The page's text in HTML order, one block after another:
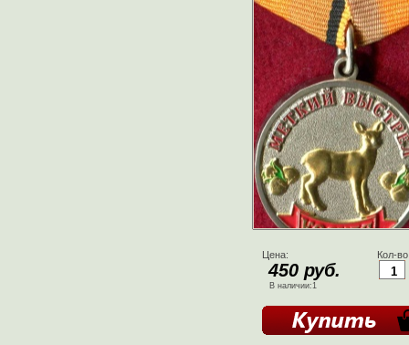
Цена:
450 руб.
В наличии:1
Кол-